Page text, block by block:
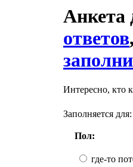
Анкета
ответов
Интересно, кто
Заполняется для:
Пол:
где-то